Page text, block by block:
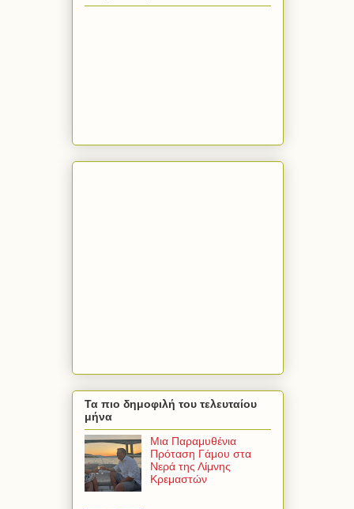
Τα πιο δημοφιλή του τελευταίου
μήνα
Μια Παραμυθένια
Πρόταση Γάμου στα
Νερά της Λίμνης
Κρεμαστών